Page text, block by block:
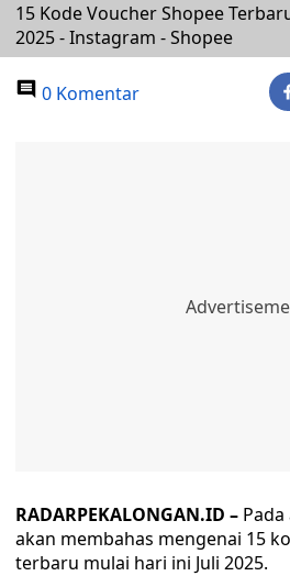
15 Kode Voucher Shopee
2025 - Instagram - Shopee
0 Komentar
RADARPEKALONGAN.ID –
akan membahas mengenai 15
terbaru mulai hari ini Juli 2025.